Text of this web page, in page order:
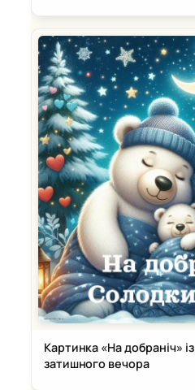
Картинка «На добраніч»
затишного вечора